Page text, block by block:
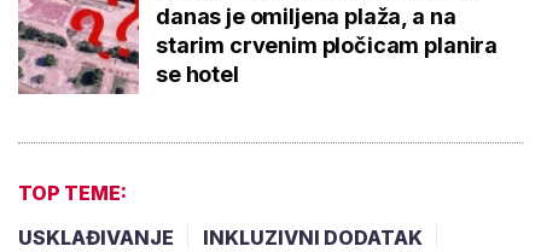
danas je omiljena plaža, a na
starim crvenim pločicam planira
se hotel
TOP TEME:
USKLAĐIVANJE
INKLUZIVNI DODATAK